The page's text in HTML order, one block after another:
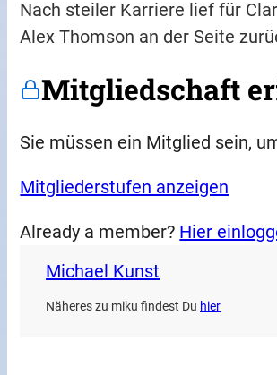
Nach steiler Karriere lief für
Alex Thomson an der Seite
Mitgliedschaft
Sie müssen ein Mitglied sein,
Mitgliederstufen anzeigen
Already a member? Hier
Michael Kunst
Näheres zu miku findest Du hier